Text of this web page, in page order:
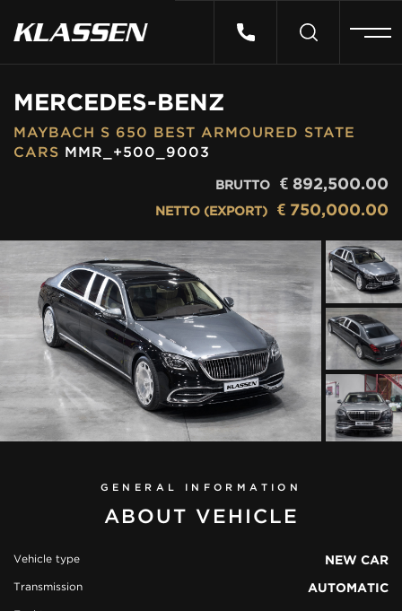
MERCEDES-BENZ
MAYBACH S 650 BEST ARMOURED STATE
CARS MMR_+500_9003
BRUTTO € 892,500.00
NETTO (EXPORT) € 750,000.00
GENERAL INFORMATION
ABOUT VEHICLE
Vehicle type NEW CAR
Transmission AUTOMATIC
VEHICLES
ABOUT US
CONTACT